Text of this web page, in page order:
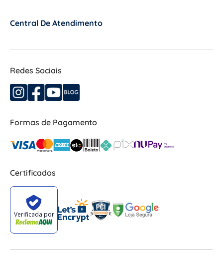
Central De Atendimento
Redes Sociais
Formas de Pagamento
Certificados